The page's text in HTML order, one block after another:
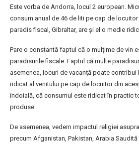
Este vorba de Andorra, locul 2 european.
consum anual de 46 de liti pe cap de
paradis fiscal, Gibraltar, are și el o medie
Pare o constantă faptul că o mulțime de vin
paradisurile fiscale. Faptul că multe
asemenea, locuri de vacanță poate contribui
ridicat al venitului pe cap de locuitor din
îndoială, că consumul este ridicat în practic
produse.
De asemenea, vedem impactul religiei
precum Afganistan, Pakistan, Arabia